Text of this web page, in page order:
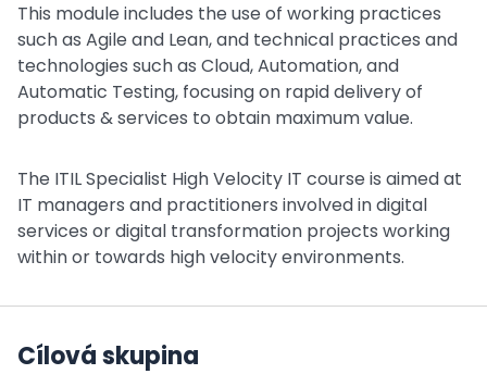
This module includes the use of working practices
such as Agile and Lean, and technical practices and
technologies such as Cloud, Automation, and
Automatic Testing, focusing on rapid delivery of
products & services to obtain maximum value.
The ITIL Specialist High Velocity IT course is aimed at
IT managers and practitioners involved in digital
services or digital transformation projects working
within or towards high velocity environments.
Cílová skupina